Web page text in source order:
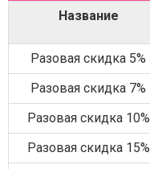
Название
Разовая скидка 5%
Разовая скидка 7%
Разовая скидка 10%
Разовая скидка 15%